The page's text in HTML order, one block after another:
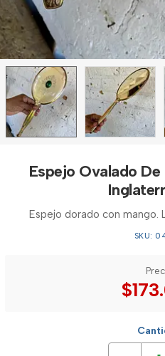
Espejo Ovalado
Espejo dorado con mango.
SKU: